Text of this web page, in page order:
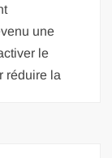
une
le
réduire la